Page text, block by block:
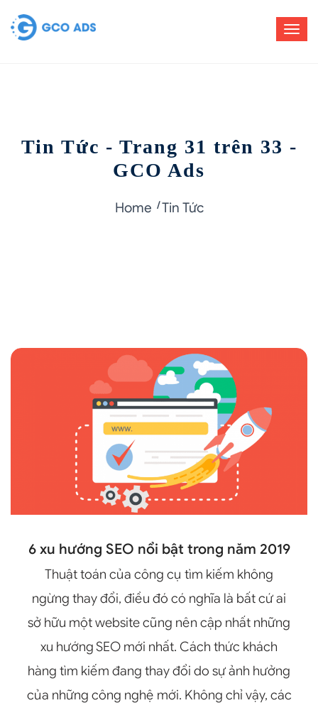
Tin Tức - Trang 31 trên 33 -
GCO Ads
Home Tin Tức
6 xu hướng SEO nổi bật trong năm 2019
Thuật toán của công cụ tìm kiếm không
ngừng thay đổi, điều đó có nghĩa là bất cứ ai
sở hữu một website cũng nên cập nhất những
xu hướng SEO mới nhất. Cách thức khách
hàng tìm kiếm đang thay đổi do sự ảnh hưởng
của những công nghệ mới. Không chỉ vậy, các